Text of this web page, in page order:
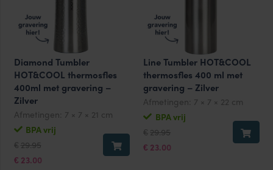
Diamond Tumbler
HOT&COOL thermosfles
400ml met gravering –
Zilver
Afmetingen: 7 × 7 × 21 cm
BPA vrij
€ 29.95
Oorspronkelijke
prijs
was:
€ 23.00
Huidige
prijs
is:
Line Tumbler HOT&COOL
thermosfles 400 ml met
gravering – Zilver
Afmetingen: 7 × 7 × 22 cm
BPA vrij
€ 29.95
Oorspronkelijke
prijs
was:
€ 23.00
Huidige
prijs
is: